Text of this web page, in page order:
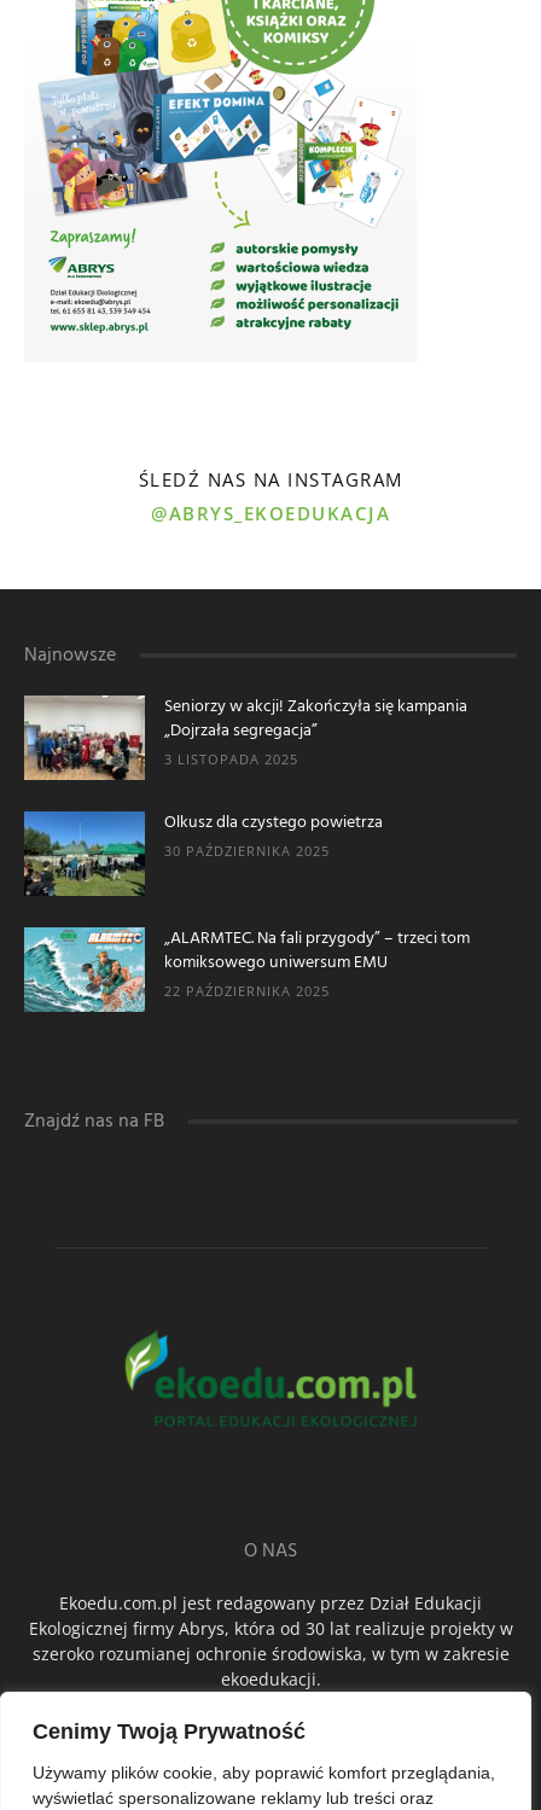
Cenimy Twoją Prywatność
Używamy plików cookie, aby poprawić komfort przeglądania,
wyświetlać spersonalizowane reklamy lub treści oraz
ŚLEDŹ NAS NA INSTAGRAM
@ABRYS_EKOEDUKACJA
Najnowsze
Seniorzy w akcji! Zakończyła się kampania
„Dojrzała segregacja”
3 LISTOPADA 2025
Olkusz dla czystego powietrza
30 PAŹDZIERNIKA 2025
„ALARMTEC. Na fali przygody” – trzeci tom
komiksowego uniwersum EMU
22 PAŹDZIERNIKA 2025
Znajdź nas na FB
O NAS
Ekoedu.com.pl jest redagowany przez Dział Edukacji
Ekologicznej firmy Abrys, która od 30 lat realizuje projekty w
szeroko rozumianej ochronie środowiska, w tym w zakresie
ekoedukacji.
ŚLEDŹ NAS